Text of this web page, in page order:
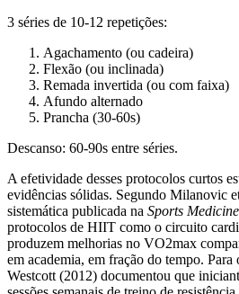
3 séries de 10-12 repetições:
Agachamento (ou cadeira)
Flexão (ou inclinada)
Remada invertida (ou com faixa)
Afundo alternado
Prancha (30-60s)
Descanso: 60-90s entre séries.
A efetividade desses protocolos curtos
evidências sólidas. Segundo Milanovic
sistemática publicada na Sports Medicine
protocolos de HIIT como o circuito
produzem melhorias no VO2max
em academia, em fração do tempo.
Westcott (2012) documentou que